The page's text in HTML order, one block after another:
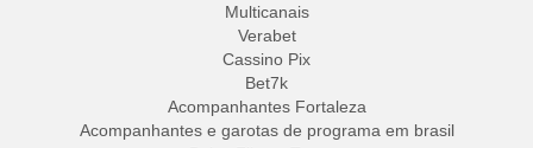
Multicanais
Verabet
Cassino Pix
Bet7k
Acompanhantes Fortaleza
Acompanhantes e garotas de programa em brasil